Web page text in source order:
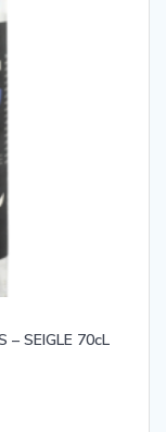
– SEIGLE 70cL